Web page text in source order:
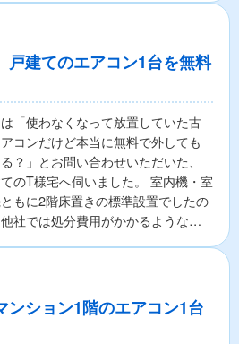
戸建てのエアコン1台を無料
「使わなくなって放置していた古
コンだけど本当に無料で外しても
？」とお問い合わせいただいた、
のT様宅へ伺いました。 室内機・室
もに2階床置きの標準設置でしたの
社では処分費用がかかるような古
ンション1階のエアコン1台